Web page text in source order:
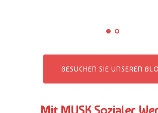
BESUCHEN SIE UNSEREN
Mit MUSK Sozialer